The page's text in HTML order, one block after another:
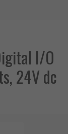
I/O
24V dc